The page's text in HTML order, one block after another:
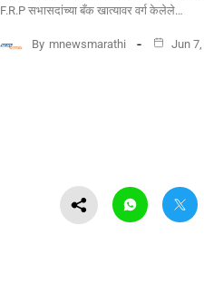
F.R.P सभासदांच्या बँक खात्यावर वर्ग केलेले…
By mnewsmarathi Jun